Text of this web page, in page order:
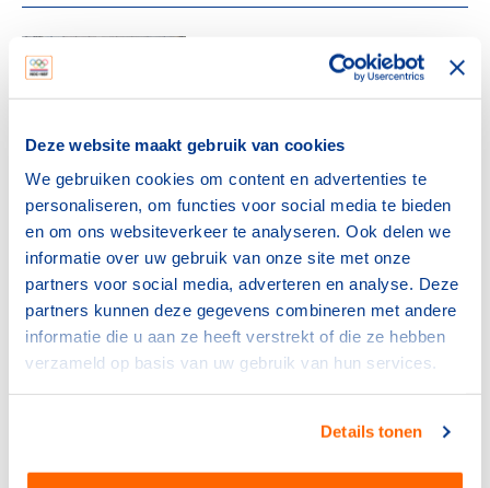
Deze website maakt gebruik van cookies
We gebruiken cookies om content en advertenties te
personaliseren, om functies voor social media te bieden
en om ons websiteverkeer te analyseren. Ook delen we
informatie over uw gebruik van onze site met onze
partners voor social media, adverteren en analyse. Deze
partners kunnen deze gegevens combineren met andere
informatie die u aan ze heeft verstrekt of die ze hebben
verzameld op basis van uw gebruik van hun services.
Details tonen
Verlos het midden- en
kleinbedrijf van de rekening
15 juli 2026
NOC*NSF
Sport en bewegen als basis
voor een sterke provincie
6 juli 2026
NOC*NSF
Frankrijk kiest voor Thialf:
olympisch schaatsen 2030 in